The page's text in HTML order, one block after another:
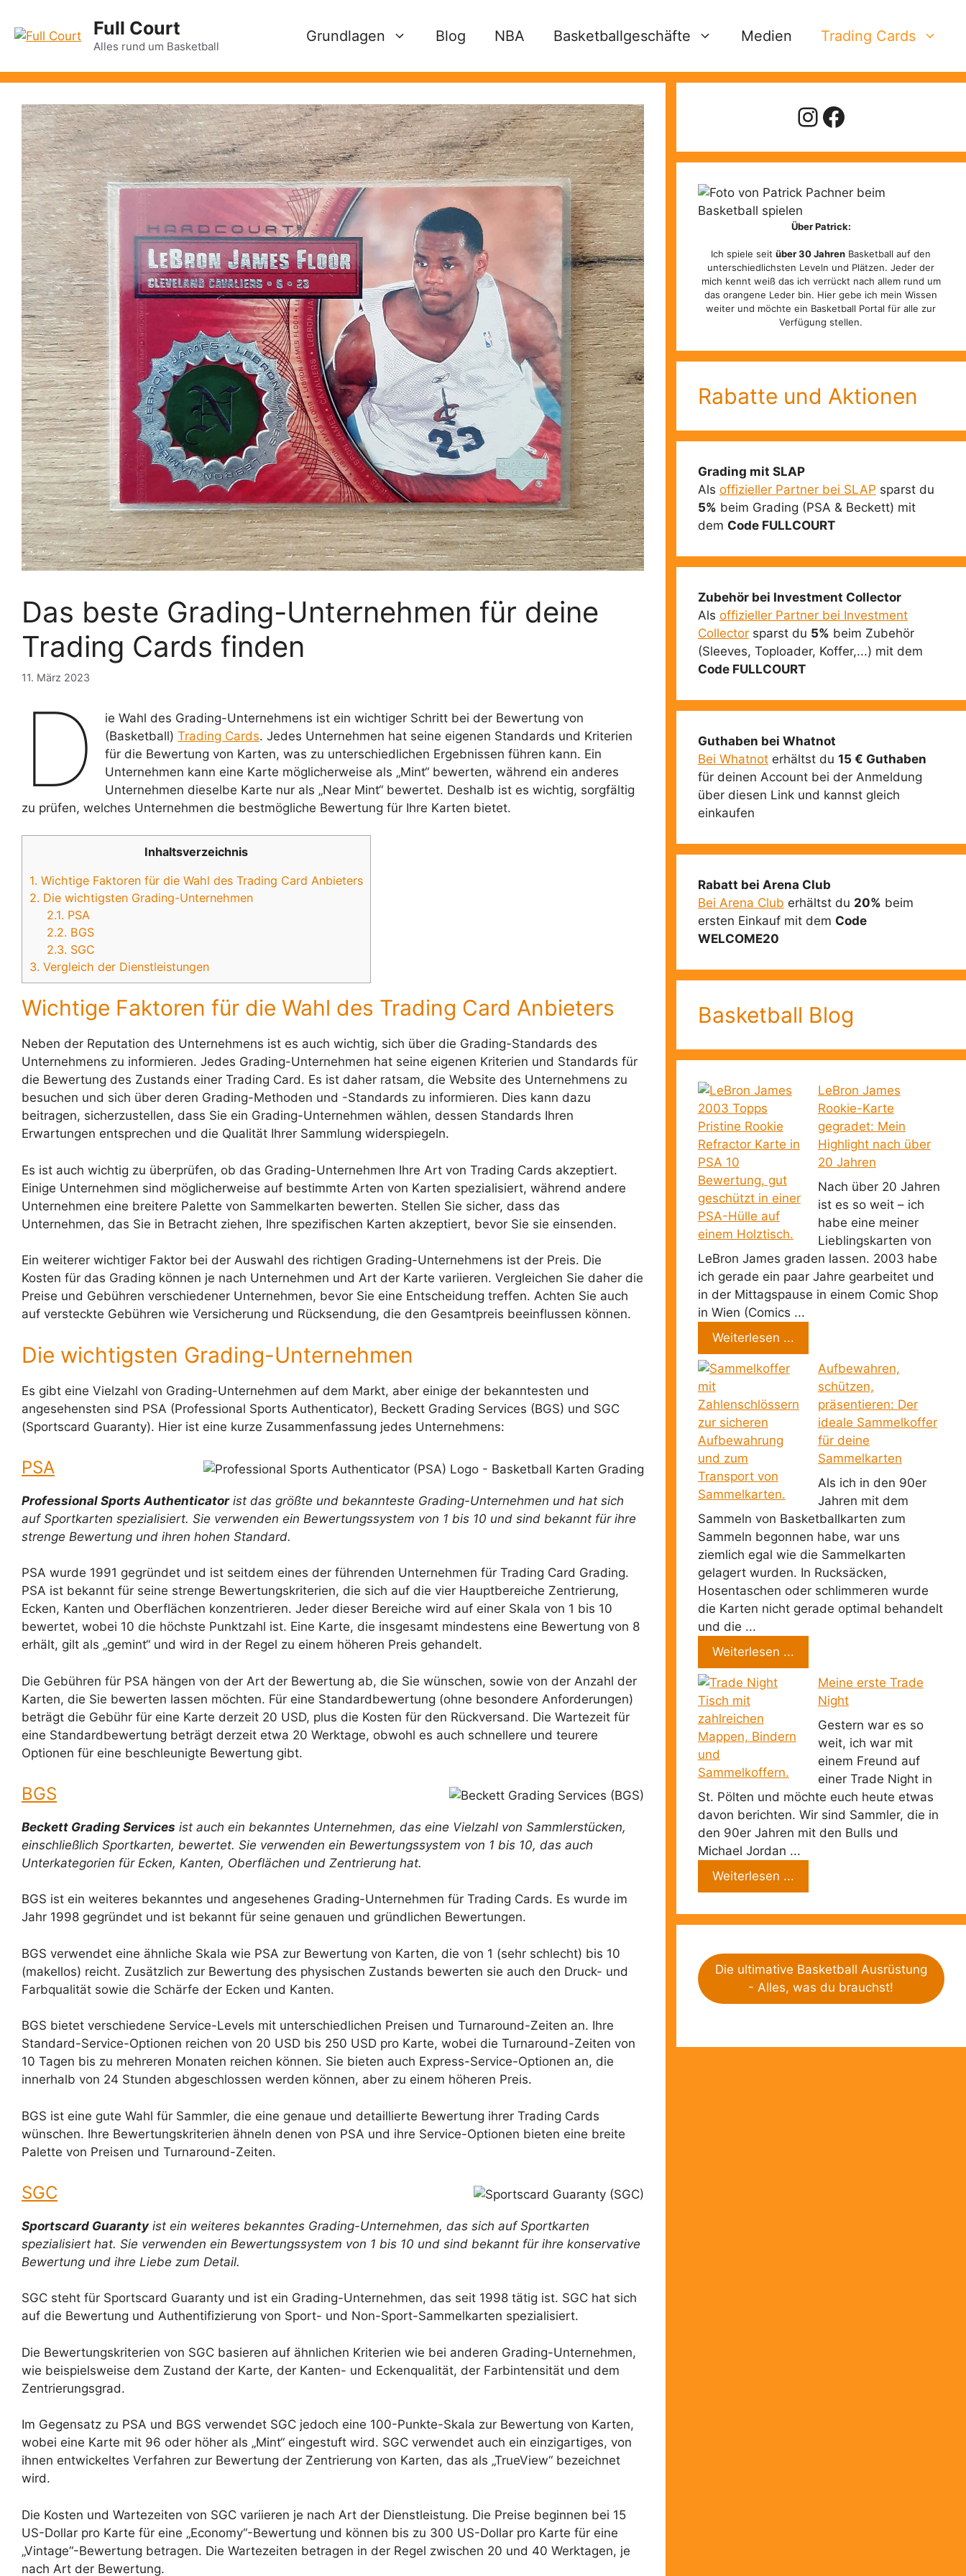
Inhalt
springen
Full Court
Alles rund um Basketball
Grundlagen Blog NBA Basketballgeschäfte Medien Trading Cards
Das beste Grading-Unternehmen für deine
Trading Cards finden
11. März 2023
D
ie Wahl des Grading-Unternehmens ist ein wichtiger Schritt bei der Bewertung von
(Basketball)Trading Cards. Jedes Unternehmen hat seine eigenen Standards und Kriterien
für die Bewertung von Karten, was zu unterschiedlichen Ergebnissen führen kann. Ein
Unternehmen kann eine Karte möglicherweise als „Mint“ bewerten, während ein anderes
Unternehmen dieselbe Karte nur als „Near Mint“ bewertet. Deshalb ist es wichtig, sorgfältig
zu prüfen, welches Unternehmen die bestmögliche Bewertung für Ihre Karten bietet.
Inhaltsverzeichnis
1. Wichtige Faktoren für die Wahl des Trading Card Anbieters
2. Die wichtigsten Grading-Unternehmen
2.1. PSA
2.2. BGS
2.3. SGC
3. Vergleich der Dienstleistungen
Wichtige Faktoren für die Wahl des Trading Card Anbieters
Neben der Reputation des Unternehmens ist es auch wichtig, sich über die Grading-Standards des
Unternehmens zu informieren. Jedes Grading-Unternehmen hat seine eigenen Kriterien und Standards für
die Bewertung des Zustands einer Trading Card. Es ist daher ratsam, die Website des Unternehmens zu
besuchen und sich über deren Grading-Methoden und -Standards zu informieren. Dies kann dazu
beitragen, sicherzustellen, dass Sie ein Grading-Unternehmen wählen, dessen Standards Ihren
Erwartungen entsprechen und die Qualität Ihrer Sammlung widerspiegeln.
Es ist auch wichtig zu überprüfen, ob das Grading-Unternehmen Ihre Art von Trading Cards akzeptiert.
Einige Unternehmen sind möglicherweise auf bestimmte Arten von Karten spezialisiert, während andere
Unternehmen eine breitere Palette von Sammelkarten bewerten. Stellen Sie sicher, dass das
Unternehmen, das Sie in Betracht ziehen, Ihre spezifischen Karten akzeptiert, bevor Sie sie einsenden.
Ein weiterer wichtiger Faktor bei der Auswahl des richtigen Grading-Unternehmens ist der Preis. Die
Kosten für das Grading können je nach Unternehmen und Art der Karte variieren. Vergleichen Sie daher die
Preise und Gebühren verschiedener Unternehmen, bevor Sie eine Entscheidung treffen. Achten Sie auch
auf versteckte Gebühren wie Versicherung und Rücksendung, die den Gesamtpreis beeinflussen können.
Die wichtigsten Grading-Unternehmen
Es gibt eine Vielzahl von Grading-Unternehmen auf dem Markt, aber einige der bekanntesten und
angesehensten sind PSA (Professional Sports Authenticator), Beckett Grading Services (BGS) und SGC
(Sportscard Guaranty). Hier ist eine kurze Zusammenfassung jedes Unternehmens:
PSA
Professional Sports Authenticatorist das größte und bekannteste Grading-Unternehmen und hat sich
auf Sportkarten spezialisiert. Sie verwenden ein Bewertungssystem von 1 bis 10 und sind bekannt für ihre
strenge Bewertung und ihren hohen Standard.
PSA wurde 1991 gegründet und ist seitdem eines der führenden Unternehmen für Trading Card Grading.
PSA ist bekannt für seine strenge Bewertungskriterien, die sich auf die vier Hauptbereiche Zentrierung,
Ecken, Kanten und Oberflächen konzentrieren. Jeder dieser Bereiche wird auf einer Skala von 1 bis 10
bewertet, wobei 10 die höchste Punktzahl ist. Eine Karte, die insgesamt mindestens eine Bewertung von 8
erhält, gilt als „gemint“ und wird in der Regel zu einem höheren Preis gehandelt.
Die Gebühren für PSA hängen von der Art der Bewertung ab, die Sie wünschen, sowie von der Anzahl der
Karten, die Sie bewerten lassen möchten. Für eine Standardbewertung (ohne besondere Anforderungen)
beträgt die Gebühr für eine Karte derzeit 20 USD, plus die Kosten für den Rückversand. Die Wartezeit für
eine Standardbewertung beträgt derzeit etwa 20 Werktage, obwohl es auch schnellere und teurere
Optionen für eine beschleunigte Bewertung gibt.
BGS
Beckett Grading Services ist auch ein bekanntes Unternehmen, das eine Vielzahl von Sammlerstücken,
einschließlich Sportkarten, bewertet. Sie verwenden ein Bewertungssystem von 1 bis 10, das auch
Unterkategorien für Ecken, Kanten, Oberflächen und Zentrierung hat.
BGS ist ein weiteres bekanntes und angesehenes Grading-Unternehmen für Trading Cards. Es wurde im
Jahr 1998 gegründet und ist bekannt für seine genauen und gründlichen Bewertungen.
BGS verwendet eine ähnliche Skala wie PSA zur Bewertung von Karten, die von 1 (sehr schlecht) bis 10
(makellos) reicht. Zusätzlich zur Bewertung des physischen Zustands bewerten sie auch den Druck- und
Farbqualität sowie die Schärfe der Ecken und Kanten.
BGS bietet verschiedene Service-Levels mit unterschiedlichen Preisen und Turnaround-Zeiten an. Ihre
Standard-Service-Optionen reichen von 20 USD bis 250 USD pro Karte, wobei die Turnaround-Zeiten von
10 Tagen bis zu mehreren Monaten reichen können. Sie bieten auch Express-Service-Optionen an, die
innerhalb von 24 Stunden abgeschlossen werden können, aber zu einem höheren Preis.
BGS ist eine gute Wahl für Sammler, die eine genaue und detaillierte Bewertung ihrer Trading Cards
wünschen. Ihre Bewertungskriterien ähneln denen von PSA und ihre Service-Optionen bieten eine breite
Palette von Preisen und Turnaround-Zeiten.
SGC
Sportscard Guarantyist ein weiteres bekanntes Grading-Unternehmen, das sich auf Sportkarten
spezialisiert hat. Sie verwenden ein Bewertungssystem von 1 bis 10 und sind bekannt für ihre konservative
Bewertung und ihre Liebe zum Detail.
SGC steht für Sportscard Guaranty und ist ein Grading-Unternehmen, das seit 1998 tätig ist. SGC hat sich
auf die Bewertung und Authentifizierung von Sport- und Non-Sport-Sammelkarten spezialisiert.
Die Bewertungskriterien von SGC basieren auf ähnlichen Kriterien wie bei anderen Grading-Unternehmen,
wie beispielsweise dem Zustand der Karte, der Kanten- und Eckenqualität, der Farbintensität und dem
Zentrierungsgrad.
Im Gegensatz zu PSA und BGS verwendet SGC jedoch eine 100-Punkte-Skala zur Bewertung von Karten,
wobei eine Karte mit 96 oder höher als „Mint“ eingestuft wird. SGC verwendet auch ein einzigartiges, von
ihnen entwickeltes Verfahren zur Bewertung der Zentrierung von Karten, das als „TrueView“ bezeichnet
wird.
Die Kosten und Wartezeiten von SGC variieren je nach Art der Dienstleistung. Die Preise beginnen bei 15
US-Dollar pro Karte für eine „Economy“-Bewertung und können bis zu 300 US-Dollar pro Karte für eine
„Vintage“-Bewertung betragen. Die Wartezeiten betragen in der Regel zwischen 20 und 40 Werktagen, je
nach Art der Bewertung.
Instagram
Facebook
Über Patrick:
Ich spiele seitüber 30 Jahren Basketball auf den
unterschiedlichsten Leveln und Plätzen. Jeder der
mich kennt weiß das ich verrückt nach allem rund um
das orangene Leder bin. Hier gebe ich mein Wissen
weiter und möchte ein Basketball Portal für alle zur
Verfügung stellen.
Rabatte und Aktionen
Grading mit SLAP
Als offizieller Partner bei SLAP sparst du
5% beim Grading (PSA & Beckett) mit
dem Code FULLCOURT
Zubehör bei Investment Collector
Als offizieller Partner bei Investment
Collectorsparst du 5% beim Zubehör
(Sleeves, Toploader, Koffer,...) mit dem
Code FULLCOURT
Guthaben bei Whatnot
Bei Whatnoterhältst du 15 € Guthaben
für deinen Account bei der Anmeldung
über diesen Link und kannst gleich
einkaufen
Rabatt bei Arena Club
Bei Arena Club erhältst du 20% beim
ersten Einkauf mit dem Code
WELCOME20
Basketball Blog
LeBron James
Rookie-Karte
gegradet: Mein
Highlight nach über
20 Jahren
Nach über 20 Jahren
ist es so weit – ich
habe eine meiner
Lieblingskarten von
LeBron James graden lassen. 2003 habe
ich gerade ein paar Jahre gearbeitet und
in der Mittagspause in einem Comic Shop
in Wien (Comics ...
Weiterlesen ...
Aufbewahren,
schützen,
präsentieren: Der
ideale Sammelkoffer
für deine
Sammelkarten
Als ich in den 90er
Jahren mit dem
Sammeln von Basketballkarten zum
Sammeln begonnen habe, war uns
ziemlich egal wie die Sammelkarten
gelagert wurden. In Rucksäcken,
Hosentaschen oder schlimmeren wurde
die Karten nicht gerade optimal behandelt
und die ...
Weiterlesen ...
Meine erste Trade
Night
Gestern war es so
weit, ich war mit
einem Freund auf
einer Trade Night in
St. Pölten und möchte euch heute etwas
davon berichten. Wir sind Sammler, die in
den 90er Jahren mit den Bulls und
Michael Jordan ...
Weiterlesen ...
Die ultimative Basketball Ausrüstung
- Alles, was du brauchst!